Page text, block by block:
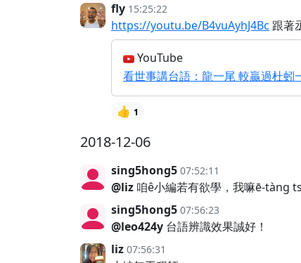
fly 15:25:22
https://youtu.be/B4vuAyhJ4Bc 跟著
YouTube
看世事講台語：龍一尾 較贏過杜
👍 1
2018-12-06
sing5hong5 07:52:11
@liz 咱ê小編若有欲學，我嘛ē-tàng
sing5hong5 07:56:23
@leo424y 台語辨識效果誠好！
liz 07:56:31